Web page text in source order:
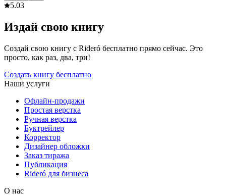
5.03
Издай свою книгу
Создай свою книгу с Rideró бесплатно прямо сейчас. Это
просто, как раз, два, три!
Создать книгу бесплатно
Наши услуги
Офлайн-продажи
Простая верстка
Ручная верстка
Буктрейлер
Корректор
Дизайнер обложки
Заказ тиража
Публикация
Rideró для бизнеса
О нас